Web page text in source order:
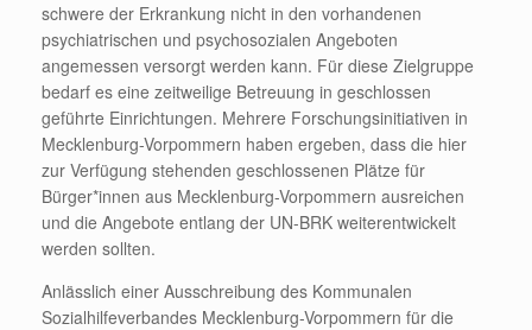
schwere der Erkrankung nicht in den vorhandenen
psychiatrischen und psychosozialen Angeboten
angemessen versorgt werden kann. Für diese Zielgruppe
bedarf es eine zeitweilige Betreuung in geschlossen
geführte Einrichtungen. Mehrere Forschungsinitiativen in
Mecklenburg-Vorpommern haben ergeben, dass die hier
zur Verfügung stehenden geschlossenen Plätze für
Bürger*innen aus Mecklenburg-Vorpommern ausreichen
und die Angebote entlang der UN-BRK weiterentwickelt
werden sollten.
Anlässlich einer Ausschreibung des Kommunalen
Sozialhilfeverbandes Mecklenburg-Vorpommern für die